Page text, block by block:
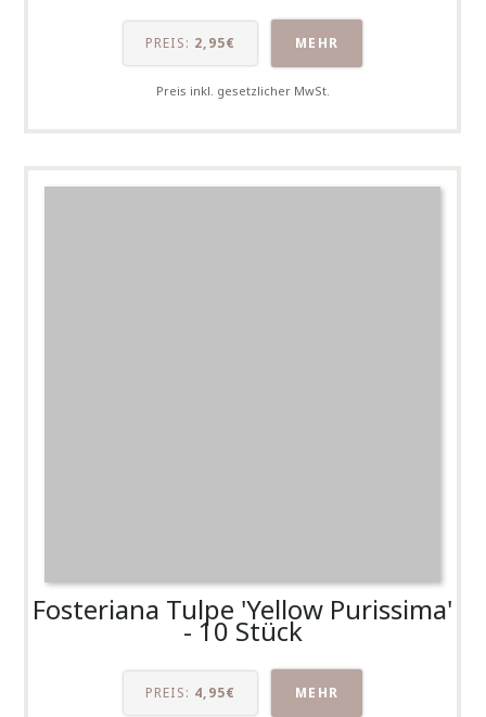
PREIS: 2,95€ MEHR
Preis inkl. gesetzlicher MwSt.
Fosteriana Tulpe 'Yellow Purissima'
- 10 Stück
PREIS: 4,95€ MEHR